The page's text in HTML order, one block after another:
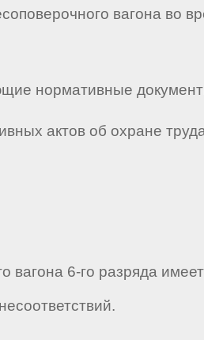
вагона во
нормативные
актов об охране
вагона 6-го разряда